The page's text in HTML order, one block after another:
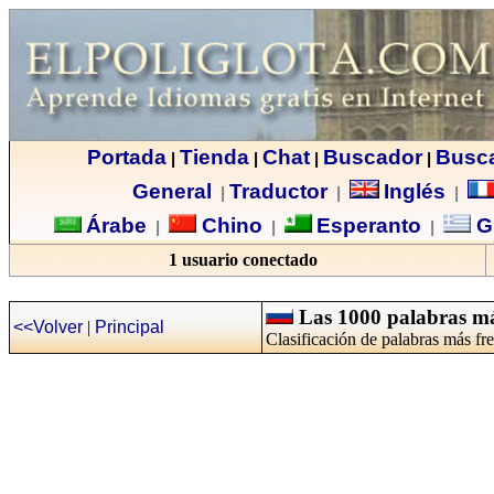
Portada| Tienda| Chat| Buscador|
General
Traductor| Inglés
Árabe Chino Esperanto
1 usuario conectado
<<Volver|Principal Las 1000 palabras
Clasificación de palabras más